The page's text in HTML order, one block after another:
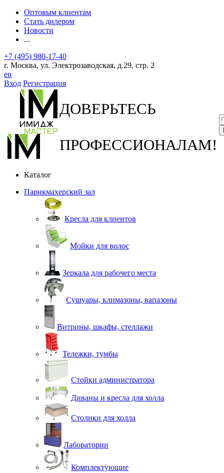
Оптовым клиентам
Стать дилером
Новости
...
+7 (495) 980-17-40
г. Москва, ул. Электрозаводская, д.29, стр. 2
en
Вход Регистрация
ДОВЕРЬТЕСЬ
ПРОФЕССИОНАЛАМ!
Каталог
Парикмахерский зал
Кресла для клиентов
Мойки для волос
Зеркала для рабочего места
Сушуары, климазоны, вапазоны
Витрины, шкафы, стеллажи
Тележки, тумбы
Стойки администратора
Диваны и кресла для холла
Столики для холла
Лаборатории
Комплектующие